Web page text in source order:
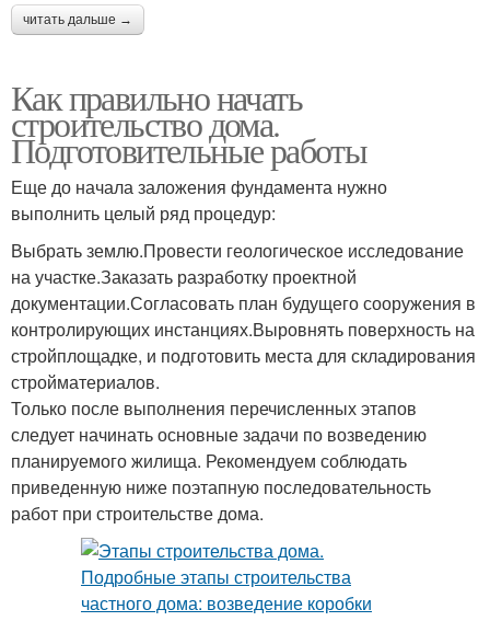
читать дальше →
Как правильно начать
строительство дома.
Подготовительные работы
Еще до начала заложения фундамента нужно
выполнить целый ряд процедур:
Выбрать землю.Провести геологическое исследование
на участке.Заказать разработку проектной
документации.Согласовать план будущего сооружения в
контролирующих инстанциях.Выровнять поверхность на
стройплощадке, и подготовить места для складирования
стройматериалов.
Только после выполнения перечисленных этапов
следует начинать основные задачи по возведению
планируемого жилища. Рекомендуем соблюдать
приведенную ниже поэтапную последовательность
работ при строительстве дома.